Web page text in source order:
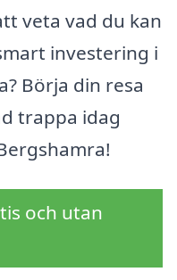
veta vad du kan
investering i
Börja din resa
trappa idag
och utan